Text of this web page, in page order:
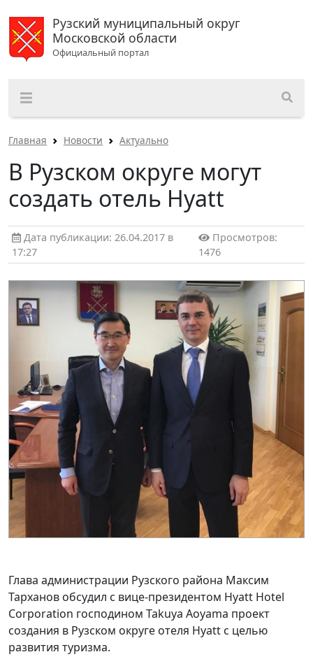
Рузский муниципальный округ
Московской области
Официальный портал
Главная Новости Актуально
В Рузском округе могут
создать отель Hyatt
Дата публикации: 26.04.2017 в
17:27
Просмотров:
1476
Глава администрации Рузского района Максим
Тарханов обсудил с вице-президентом Hyatt Hotel
Corporation господином Takuya Aoyama проект
создания в Рузском округе отеля Hyatt с целью
развития туризма.